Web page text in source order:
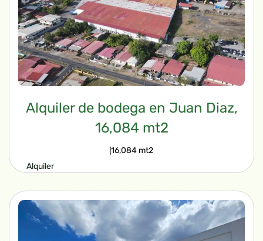
Alquiler de bodega en Juan Diaz,
16,084 mt2
16,084 mt2
$112,588.00
VIEW PROPERTY
Alquiler